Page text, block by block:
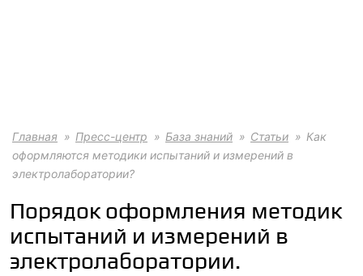
Главная Пресс-центр База знаний Статьи
Как
оформляются методики испытаний и измерений в
электролаборатории?
Порядок оформления методик
испытаний и измерений в
электролаборатории.